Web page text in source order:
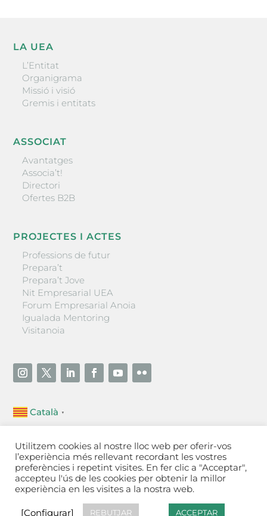
LA UEA
L’Entitat
Organigrama
Missió i visió
Gremis i entitats
ASSOCIAT
Avantatges
Associa’t!
Directori
Ofertes B2B
PROJECTES I ACTES
Professions de futur
Prepara’t
Prepara’t Jove
Nit Empresarial UEA
Forum Empresarial Anoia
Igualada Mentoring
Visitanoia
Català ▼
Unió Empresarial de l’Anoia (UEA)
Ctra. de Manresa, 131, 08700 – Igualada(Barcelona)
Tel 93 805 22 92
Contactar
de cookies [Configurar]
Utilitzem cookies al nostre lloc web per oferir-vos
l’experiència més rellevant recordant les vostres
preferències i repetint visites. En fer clic a "Acceptar",
accepteu l'ús de les cookies per obtenir la millor
experiència en les visites a la nostra web.
[Configurar] REBUTJAR ACCEPTAR